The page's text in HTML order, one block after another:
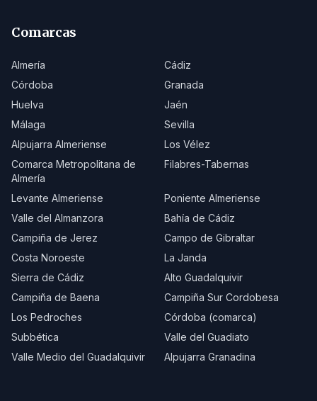
Comarcas
Almería
Cádiz
Córdoba
Granada
Huelva
Jaén
Málaga
Sevilla
Alpujarra Almeriense
Los Vélez
Comarca Metropolitana de
Almería
Filabres-Tabernas
Levante Almeriense
Poniente Almeriense
Valle del Almanzora
Bahía de Cádiz
Campiña de Jerez
Campo de Gibraltar
Costa Noroeste
La Janda
Sierra de Cádiz
Alto Guadalquivir
Campiña de Baena
Campiña Sur Cordobesa
Los Pedroches
Córdoba (comarca)
Subbética
Valle del Guadiato
Valle Medio del Guadalquivir
Alpujarra Granadina